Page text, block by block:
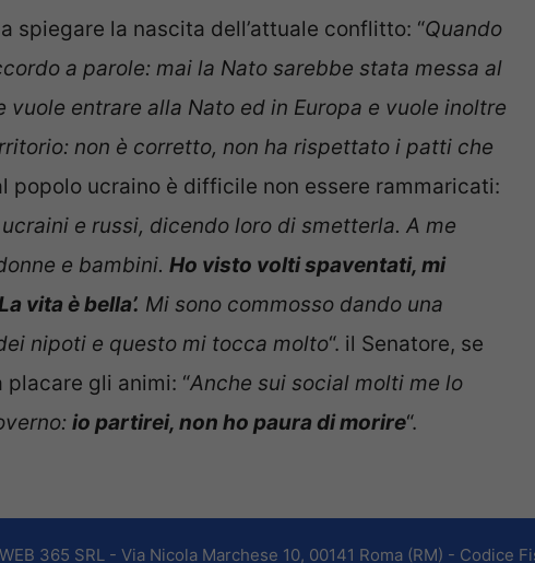
spiegare la nascita dell’attuale conflitto: “Quando
a parole: mai la Nato sarebbe stata messa al
vuole entrare alla Nato ed in Europa e vuole inoltre
non è corretto, non ha rispettato i patti che
popolo ucraino è difficile non essere rammaricati:
e russi, dicendo loro di smetterla. A me
e bambini. Ho visto volti spaventati, mi
vita è bella’. Mi sono commosso dando una
nipoti e questo mi tocca molto“. il Senatore, se
gli animi: “Anche sui social molti me lo
io partirei, non ho paura di morire“.
365 SRL - Via Nicola Marchese 10, 00141 Roma (RM) - Codice